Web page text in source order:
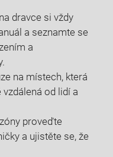
dravce si vždy
a seznamte se
a
na místech, která
od lidí a
proveďte
a ujistěte se, že